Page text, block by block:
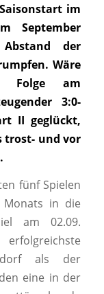
im
September
der
Wäre
Folge am
3:0-
II geglückt,
trost- und vor
fünf Spielen
in die
am 02.09.
als der
eine in der